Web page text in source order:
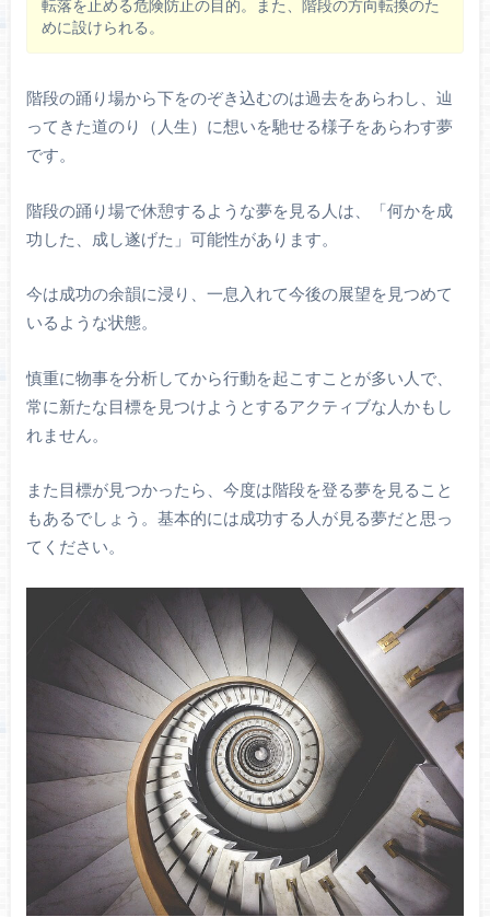
転落を止める危険防止の目的。また、階段の方向転換のた
めに設けられる。
階段の踊り場から下をのぞき込むのは過去をあらわし、辿
ってきた道のり（人生）に想いを馳せる様子をあらわす夢
です。
階段の踊り場で休憩するような夢を見る人は、「何かを成
功した、成し遂げた」可能性があります。
今は成功の余韻に浸り、一息入れて今後の展望を見つめて
いるような状態。
慎重に物事を分析してから行動を起こすことが多い人で、
常に新たな目標を見つけようとするアクティブな人かもし
れません。
また目標が見つかったら、今度は階段を登る夢を見ること
もあるでしょう。基本的には成功する人が見る夢だと思っ
てください。